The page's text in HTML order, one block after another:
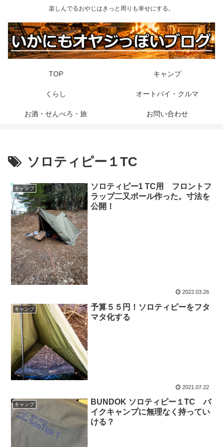
楽しんでるおやじはきっと周りも幸せにする。
TOP キャンプ
くらし オートバイ・クルマ
お酒・せんべろ・旅 お問い合わせ
ソロティピー１TC
キャンプ
ソロティピー1 TC用 フロントフ
ラップ二又ポール作った。寸法を
公開！
2022.03.26
キャンプ
予算５５円！ソロティピーをフタ
マタ化する
2021.07.22
キャンプ
BUNDOK ソロティピー１TC バ
イクキャンプに無理なく持ってい
ける？